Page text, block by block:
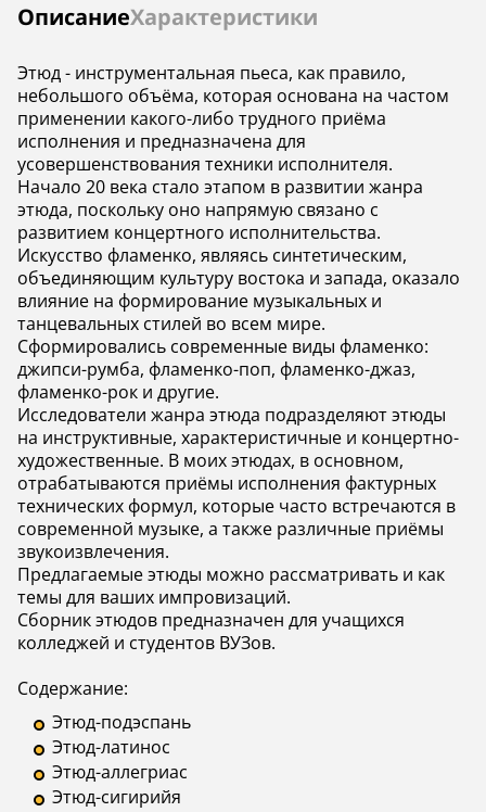
ОписаниеХарактеристики
Инструкции
Этюд - инструментальная пьеса, как правило,
небольшого объёма, которая основана на частом
применении какого-либо трудного приёма
исполнения и предназначена для
усовершенствования техники исполнителя.
Начало 20 века стало этапом в развитии жанра
этюда, поскольку оно напрямую связано с
развитием концертного исполнительства.
Искусство фламенко, являясь синтетическим,
объединяющим культуру востока и запада, оказало
влияние на формирование музыкальных и
танцевальных стилей во всем мире.
Сформировались современные виды фламенко:
джипси-румба, фламенко-поп, фламенко-джаз,
фламенко-рок и другие.
Исследователи жанра этюда подразделяют этюды
на инструктивные, характеристичные и концертно-
художественные. В моих этюдах, в основном,
отрабатываются приёмы исполнения фактурных
технических формул, которые часто встречаются в
современной музыке, а также различные приёмы
звукоизвлечения.
Предлагаемые этюды можно рассматривать и как
темы для ваших импровизаций.
Сборник этюдов предназначен для учащихся
колледжей и студентов ВУЗов.
Содержание:
Этюд-подэспань
Этюд-латинос
Этюд-аллегриас
Этюд-сигирийя